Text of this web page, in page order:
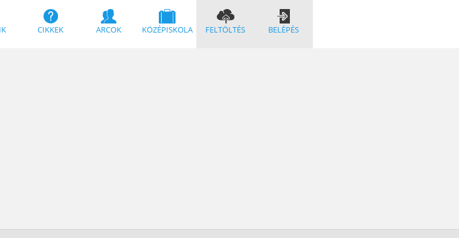
CIKKEK ARCOK KÖZÉPISKOLA FELTÖLTÉS BELÉPÉS